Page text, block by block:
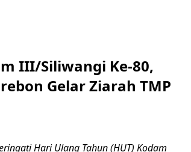
III/Siliwangi Ke-80,
Gelar Ziarah TMP
Hari Ulang Tahun (HUT) Kodam